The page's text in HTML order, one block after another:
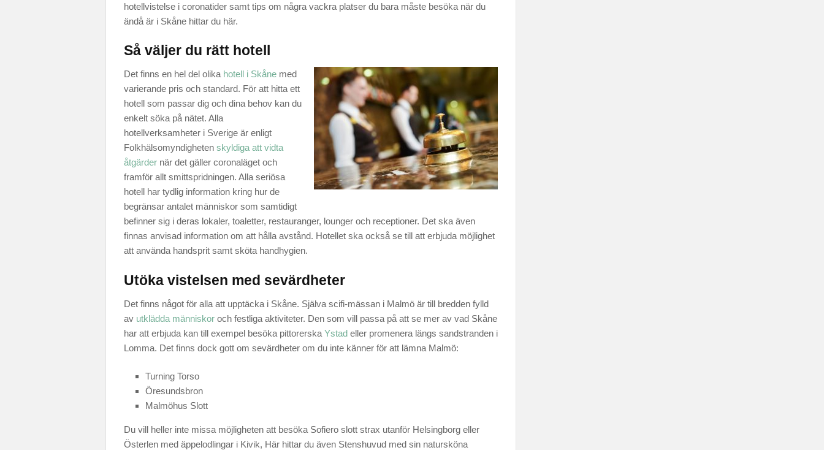
hotellvistelse i coronatider samt tips om några vackra platser du bara måste besöka när du
ändå är i Skåne hittar du här.
Så väljer du rätt hotell
Det finns en hel del olika hotell i Skåne med
varierande pris och standard. För att hitta ett
hotell som passar dig och dina behov kan du
enkelt söka på nätet. Alla
hotellverksamheter i Sverige är enligt
Folkhälsomyndigheten skyldiga att vidta
åtgärder när det gäller coronaläget och
framför allt smittspridningen. Alla seriösa
hotell har tydlig information kring hur de
begränsar antalet människor som samtidigt
befinner sig i deras lokaler, toaletter, restauranger, lounger och receptioner. Det ska även
finnas anvisad information om att hålla avstånd. Hotellet ska också se till att erbjuda möjlighet
att använda handsprit samt sköta handhygien.
Utöka vistelsen med sevärdheter
Det finns något för alla att upptäcka i Skåne. Själva scifi-mässan i Malmö är till bredden fylld
av utklädda människor och festliga aktiviteter. Den som vill passa på att se mer av vad Skåne
har att erbjuda kan till exempel besöka pittorerska Ystad eller promenera längs sandstranden i
Lomma. Det finns dock gott om sevärdheter om du inte känner för att lämna Malmö:
Turning Torso
Öresundsbron
Malmöhus Slott
Du vill heller inte missa möjligheten att besöka Sofiero slott strax utanför Helsingborg eller
Österlen med äppelodlingar i Kivik, Här hittar du även Stenshuvud med sin natursköna